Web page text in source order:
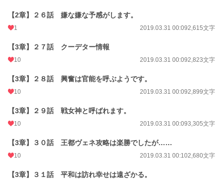
【2章】２６話 嫌な嫌な予感がします。
1 2019.03.31 00:092,615文字
【3章】２７話 クーデター情報
10 2019.03.31 00:092,823文字
【3章】２８話 興奮は官能を呼ぶようです。
10 2019.03.31 00:092,899文字
【3章】２９話 戦女神と呼ばれます。
10 2019.03.31 00:093,305文字
【3章】３０話 王都ヴェネ攻略は楽勝でしたが……
10 2019.03.31 00:102,680文字
【3章】３１話 平和は訪れ幸せは遠ざかる。